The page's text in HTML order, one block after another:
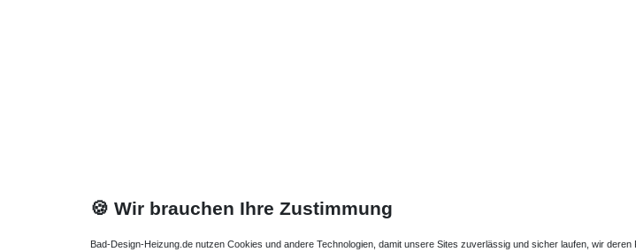
🍪 Wir brauchen Ihre Zustimmung
Bad-Design-Heizung.de nutzen Cookies und andere Technologien, damit unsere Sites zuverlässig und sicher laufen, wir